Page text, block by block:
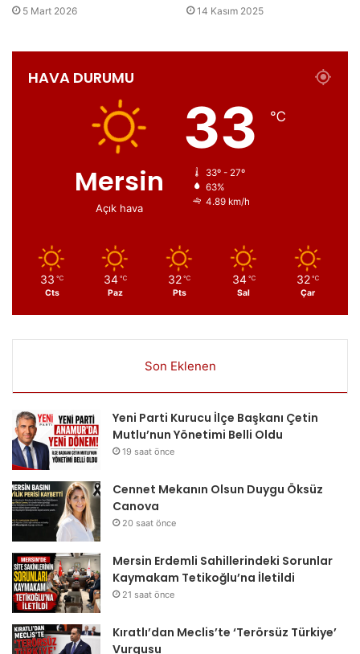
5 Mart 2026 14 Kasım 2025
HAVA DURUMU
Mersin
Açık hava
33 ℃
33º - 27º
63%
4.89 km/h
33 ℃
Cts
34 ℃
Paz
32 ℃
Pts
34 ℃
Sal
32 ℃
Çar
Son Eklenen
Yeni Parti Kurucu İlçe Başkanı Çetin
Mutlu’nun Yönetimi Belli Oldu
19 saat önce
Cennet Mekanın Olsun Duygu Öksüz
Canova
20 saat önce
Mersin Erdemli Sahillerindeki Sorunlar
Kaymakam Tetikoğlu’na İletildi
21 saat önce
Kıratlı’dan Meclis’te ‘Terörsüz Türkiye’
Vurgusu